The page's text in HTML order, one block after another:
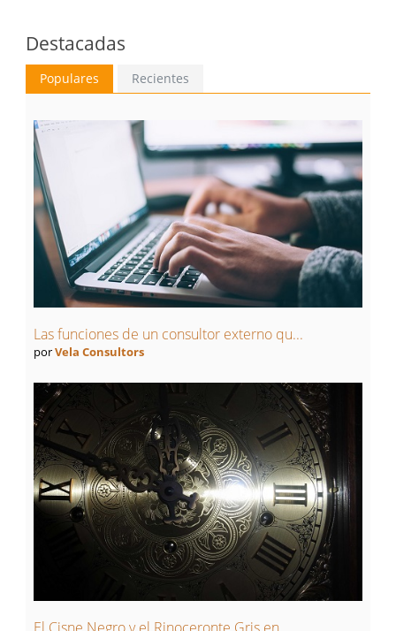
Destacadas
Populares Recientes
Las funciones de un consultor externo qu...
porVela Consultors